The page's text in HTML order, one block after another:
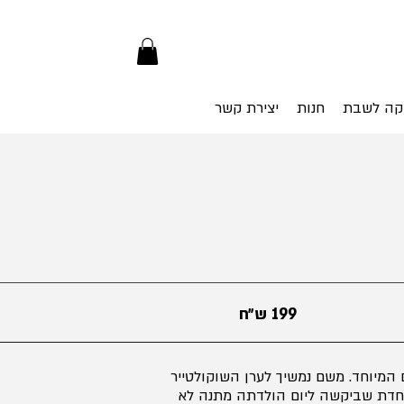
לשבת חנות יצירת קשר
199 ש״ח
משם נמשיך לערן השוקולטייר
שביקשה ליום הולדתה מתנה לא